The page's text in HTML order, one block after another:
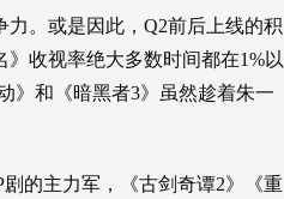
。或是因此，Q2前后上线的积
收视率绝大多数时间都在1%以
》和《暗黑者3》虽然趁着朱一
的主力军，《古剑奇谭2》《重